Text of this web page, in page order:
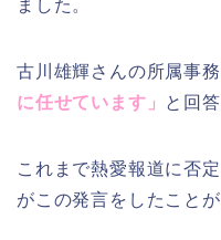
ました。
古川雄輝さんの所属事
に任せています」 と回答
これまで熱愛報道に否
がこの発言をしたこと